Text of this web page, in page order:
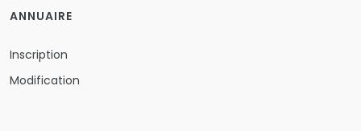
ANNUAIRE
Inscription
Modification